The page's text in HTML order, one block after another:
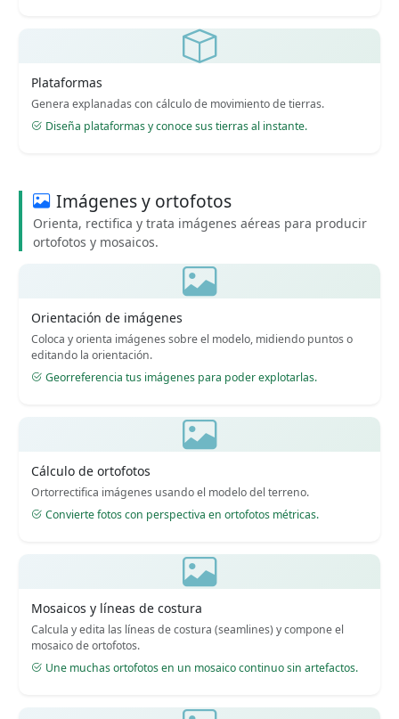
Plataformas
Genera explanadas con cálculo de movimiento de tierras.
Diseña plataformas y conoce sus tierras al instante.
Imágenes y ortofotos
Orienta, rectifica y trata imágenes aéreas para producir
ortofotos y mosaicos.
Orientación de imágenes
Coloca y orienta imágenes sobre el modelo, midiendo puntos o
editando la orientación.
Georreferencia tus imágenes para poder explotarlas.
Cálculo de ortofotos
Ortorrectifica imágenes usando el modelo del terreno.
Convierte fotos con perspectiva en ortofotos métricas.
Mosaicos y líneas de costura
Calcula y edita las líneas de costura (seamlines) y compone el
mosaico de ortofotos.
Une muchas ortofotos en un mosaico continuo sin artefactos.